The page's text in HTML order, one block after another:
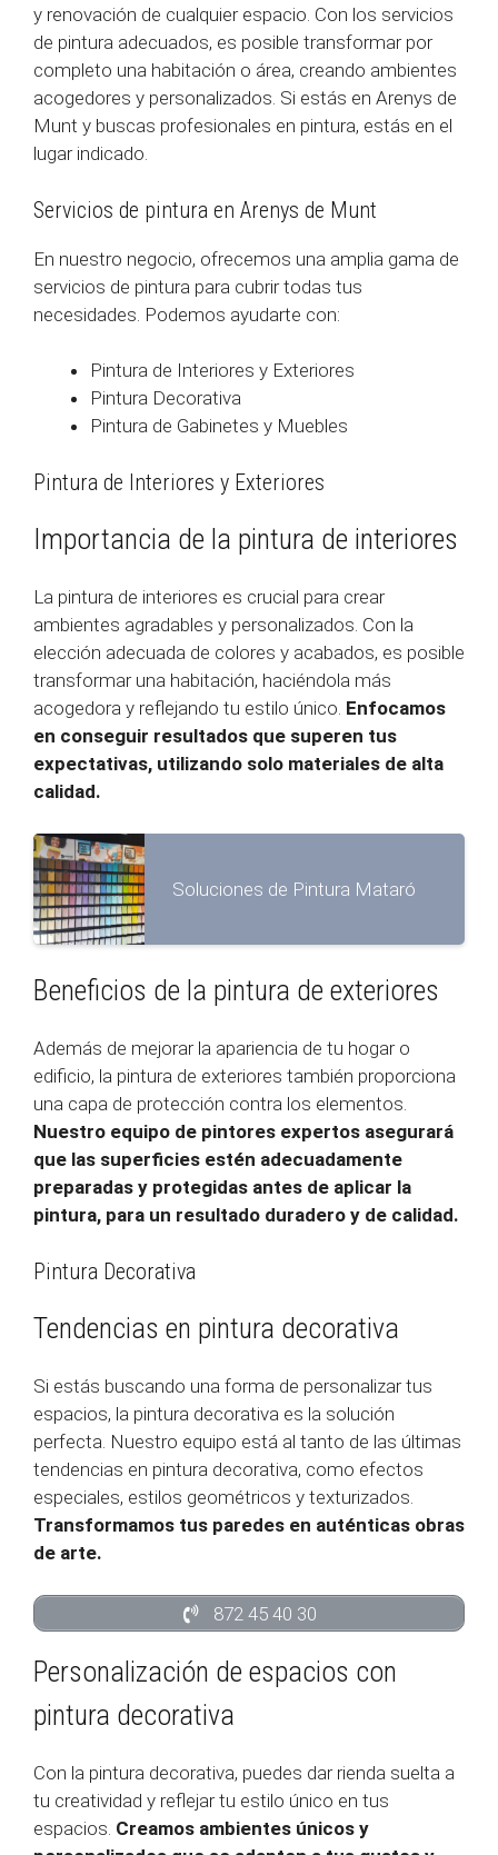
y renovación de cualquier espacio. Con los servicios
de pintura adecuados, es posible transformar por
completo una habitación o área, creando ambientes
acogedores y personalizados. Si estás en Arenys de
Munt y buscas profesionales en pintura, estás en el
lugar indicado.
Servicios de pintura en Arenys de Munt
En nuestro negocio, ofrecemos una amplia gama de
servicios de pintura para cubrir todas tus
necesidades. Podemos ayudarte con:
Pintura de Interiores y Exteriores
Pintura Decorativa
Pintura de Gabinetes y Muebles
Pintura de Interiores y Exteriores
Importancia de la pintura de interiores
La pintura de interiores es crucial para crear
ambientes agradables y personalizados. Con la
elección adecuada de colores y acabados, es posible
transformar una habitación, haciéndola más
acogedora y reflejando tu estilo único. Enfocamos
en conseguir resultados que superen tus
expectativas, utilizando solo materiales de alta
calidad.
Soluciones de Pintura Mataró
Beneficios de la pintura de exteriores
Además de mejorar la apariencia de tu hogar o
edificio, la pintura de exteriores también proporciona
una capa de protección contra los elementos.
Nuestro equipo de pintores expertos asegurará
que las superficies estén adecuadamente
preparadas y protegidas antes de aplicar la
pintura, para un resultado duradero y de calidad.
Pintura Decorativa
Tendencias en pintura decorativa
Si estás buscando una forma de personalizar tus
espacios, la pintura decorativa es la solución
perfecta. Nuestro equipo está al tanto de las últimas
tendencias en pintura decorativa, como efectos
especiales, estilos geométricos y texturizados.
Transformamos tus paredes en auténticas obras
de arte.
872 45 40 30
Personalización de espacios con
pintura decorativa
Con la pintura decorativa, puedes dar rienda suelta a
tu creatividad y reflejar tu estilo único en tus
espacios. Creamos ambientes únicos y